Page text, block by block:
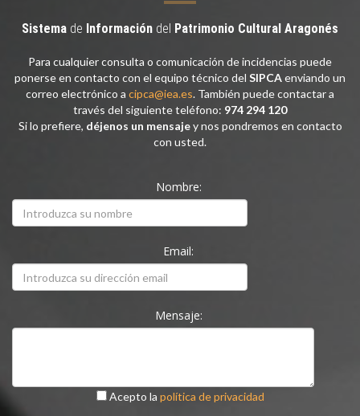
Sistema de Información del Patrimonio Cultural Aragonés
Para cualquier consulta o comunicación de incidencias puede
ponerse en contacto con el equipo técnico del SIPCAenviando un
correo electrónico a cipca@iea.es. También puede contactar a
través del siguiente teléfono: 974 294 120
Si lo prefiere, déjenos un mensajey nos pondremos en contacto
con usted.
Nombre:
Email:
Mensaje:
Acepto la política de privacidad